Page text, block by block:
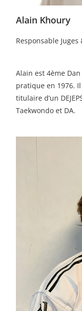
Alain Khoury
Responsable
Alain est 4ème
pratique en 1976.
titulaire d’un
Taekwondo et DA.